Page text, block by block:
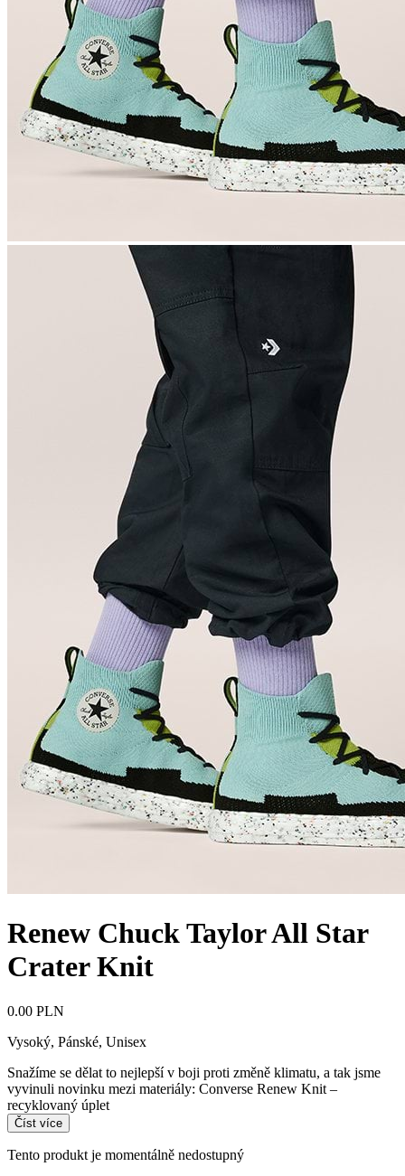
Renew Chuck Taylor All Star
Crater Knit
0.00 PLN
Vysoký, Pánské, Unisex
Snažíme se dělat to nejlepší v boji proti změně klimatu, a tak jsme
vyvinuli novinku mezi materiály: Converse Renew Knit –
recyklovaný úplet
Číst více
Tento produkt je momentálně nedostupný